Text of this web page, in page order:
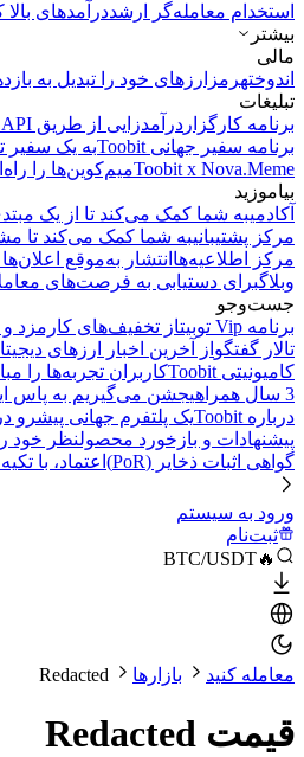
استخدام معامله‌گر ارشددرآمد‌های
بیشتر
مالی
اندوختهرمزارزهای خود را تبدیل به
تبلیغات
برنامه کارگزار درآمدزایی از طریق API و زیرساخت‌های معاملاتی
برنامه سفیر جهانی Toobit
به یک سفیر
Toobit x Nova.Memeمیم‌کوین‌ها را
بیاموزید
آکادمیبه شما کمک می‌کند تا از یک
مرکز پشتیبانیبه شما کمک می‌کند تا
مرکز اطلاعیه‌ها انتشار به‌موقع
وبلاگبرای دستیابی به فرصت‌های
جست‌وجو
برنامه Vip توبیت
از تخفیف‌های کارمزد و
تالار گفتگو از آخرین اخبار ارزهای
کامیونیتی Toobit
کاربران تجربه‌ها را
3 سال همراهی
جشن می‌گیریم به پاس
درباره Toobit
یک پلتفرم جهانی پیشرو
پیشنهادات و بازخورد محصولنظر خود
گواهی اثبات ذخایر (PoR)
اعتماد، با تکیه بر 100%
ورود به سیستم
ثبت‌نام
🔥BTC/USDT
معامله کنید بازارها Redacted
قیمت Redacted